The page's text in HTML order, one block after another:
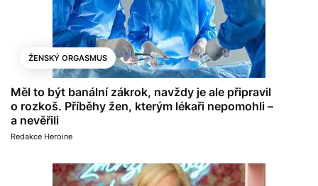
ŽENSKÝ ORGASMUS
Měl to být banální zákrok, navždy je ale připravil
o rozkoš. Příběhy žen, kterým lékaři nepomohli –
a nevěřili
Redakce Heroine